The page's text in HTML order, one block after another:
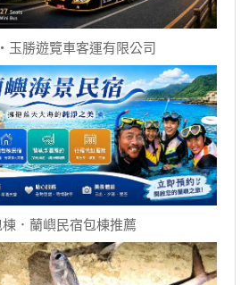
玉勝遊覽車客運有限公司
．蘭嶼民宿包棟推薦